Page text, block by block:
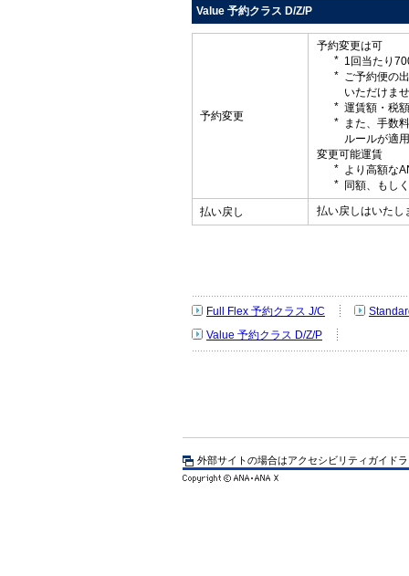
Value 予約クラス D/Z/P
予約変更
予約変更は可
1回当たり
ご予約便の
いただけま
運賃額・税
また、手数
ルールが適
変更可能運賃
より高額な
同額、もし
払い戻し 払い戻しはいたし
Full Flex 予約クラス J/C
Value 予約クラス D/Z/P
外部サイトの場合はアクセシビリティガイド